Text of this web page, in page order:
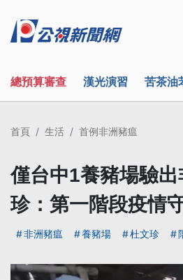
總預算審查 漢光演習 苦茶油
首頁 生活 首例非洲豬瘟
僅台中1養豬場驗
珍：第一階段疫情
非洲豬瘟 養豬場 杜文珍